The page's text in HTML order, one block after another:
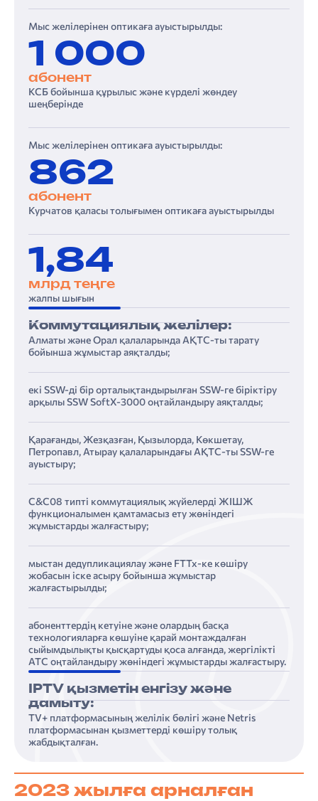
Мыс желілерінен оптикаға ауыстырылды:
1 000
абонент
КСБ бойынша құрылыс және күрделі жөндеу
шеңберінде
Мыс желілерінен оптикаға ауыстырылды:
862
абонент
Курчатов қаласы толығымен оптикаға ауыстырылды
1,84
млрд теңге
жалпы шығын
Коммутациялық желілер:
Алматы және Орал қалаларында АҚТС-ты тарату
бойынша жұмыстар аяқталды;
екі SSW-ді бір орталықтандырылған SSW-ге біріктіру
арқылы SSW SoftX-3000 оңтайландыру аяқталды;
Қарағанды, Жезқазған, Қызылорда, Көкшетау,
Петропавл, Атырау қалаларындағы АҚТС-ты SSW-ге
ауыстыру;
C&C08 типті коммутациялық жүйелерді ЖІШЖ
функционалымен қамтамасыз ету жөніндегі
жұмыстарды жалғастыру;
мыстан дедупликациялау және FTTx-ке көшіру
жобасын іске асыру бойынша жұмыстар
жалғастырылды;
абоненттердің кетуіне және олардың басқа
технологияларға көшуіне қарай монтаждалған
сыйымдылықты қысқартуды қоса алғанда, жергілікті
АТС оңтайландыру жөніндегі жұмыстарды жалғастыру.
IPTV қызметін енгізу және
дамыту:
TV+ платформасының желілік бөлігі және Netris
платформасынан қызметтерді көшіру толық
жабдықталған.
2023 жылға арналған